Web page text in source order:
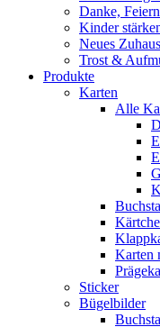
Danke,
Kinder
Neues
Trost &
Produkte
Karten
Alle
Karten
Sticker
Bügelbilder